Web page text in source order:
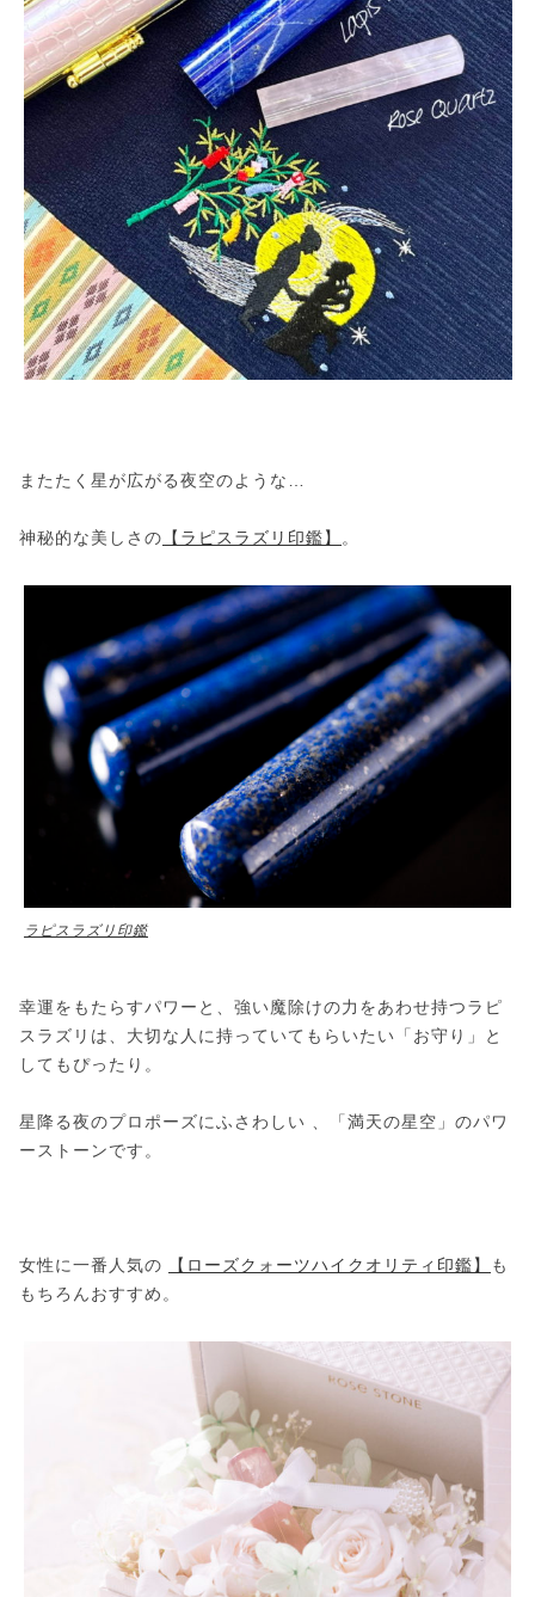
またたく星が広がる夜空のような…
神秘的な美しさの 【ラピスラズリ印鑑】 。
ラピスラズリ印鑑
幸運をもたらすパワーと、強い魔除けの力をあわせ持つラピ
スラズリは、大切な人に持っていてもらいたい「お守り」と
してもぴったり。
星降る夜のプロポーズにふさわしい 、「満天の星空」のパワ
ーストーンです。
女性に一番人気の 【ローズクォーツハイクオリティ印鑑】
も
もちろんおすすめ。